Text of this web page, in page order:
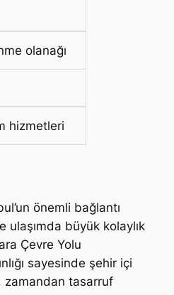
olanağı
hizmetleri
önemli bağlantı
ulaşımda büyük kolaylık
Çevre Yolu
sayesinde şehir içi
zamandan tasarruf